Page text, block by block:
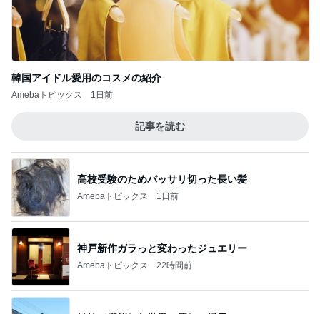
韓国アイドル愛用のコスメの紹介
Amebaトピックス 1日前
記事を読む
高校受験のためバッサリ切った長い髪
Amebaトピックス 1日前
神戸新作ガラっと変わったジュエリー
Amebaトピックス 22時間前